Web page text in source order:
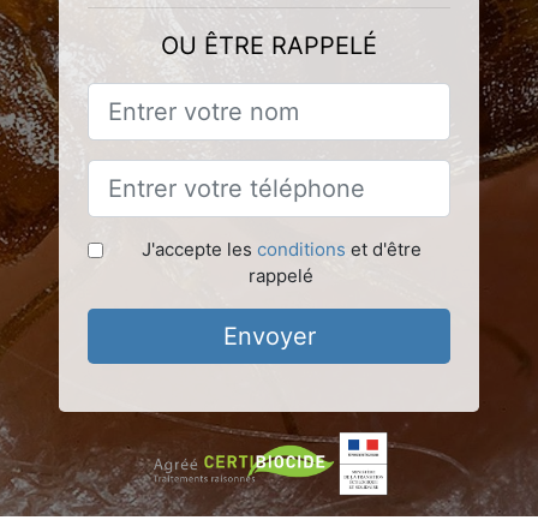
OU ÊTRE RAPPELÉ
J'accepte les conditions et d'être
rappelé
Envoyer